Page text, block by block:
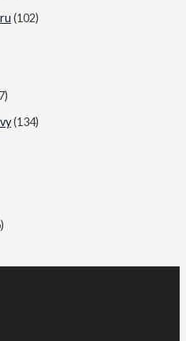
(102)
(134)